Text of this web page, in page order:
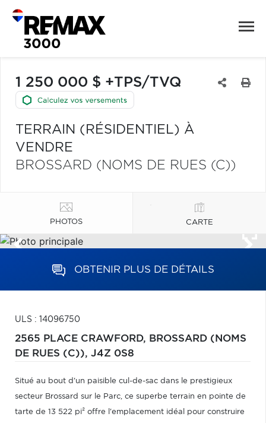
1 250 000 $ +TPS/TVQ
TERRAIN (RÉSIDENTIEL) À
VENDRE
BROSSARD (NOMS DE RUES (C))
PHOTOS CARTE
OBTENIR PLUS DE DÉTAILS
ULS : 14096750
2565 PLACE CRAWFORD, BROSSARD (NOMS
DE RUES (C)), J4Z 0S8
Situé au bout d'un paisible cul-de-sac dans le prestigieux
secteur Brossard sur le Parc, ce superbe terrain en pointe de
tarte de 13 522 pi² offre l'emplacement idéal pour construire